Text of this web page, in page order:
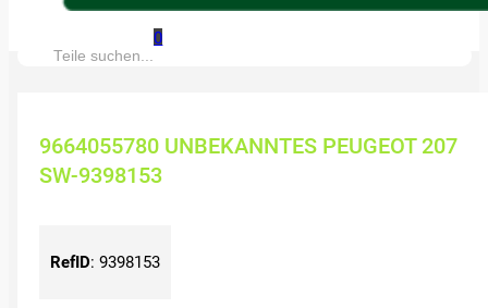
0
Suche:
9664055780 UNBEKANNTES PEUGEOT 207
SW-9398153
RefID: 9398153